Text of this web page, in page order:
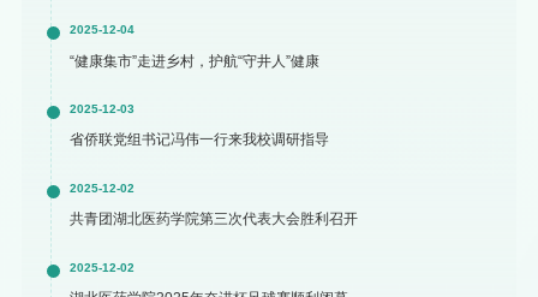
2025-12-04
“健康集市”走进乡村，护航“守井人”健康
2025-12-03
省侨联党组书记冯伟一行来我校调研指导
2025-12-02
共青团湖北医药学院第三次代表大会胜利召开
2025-12-02